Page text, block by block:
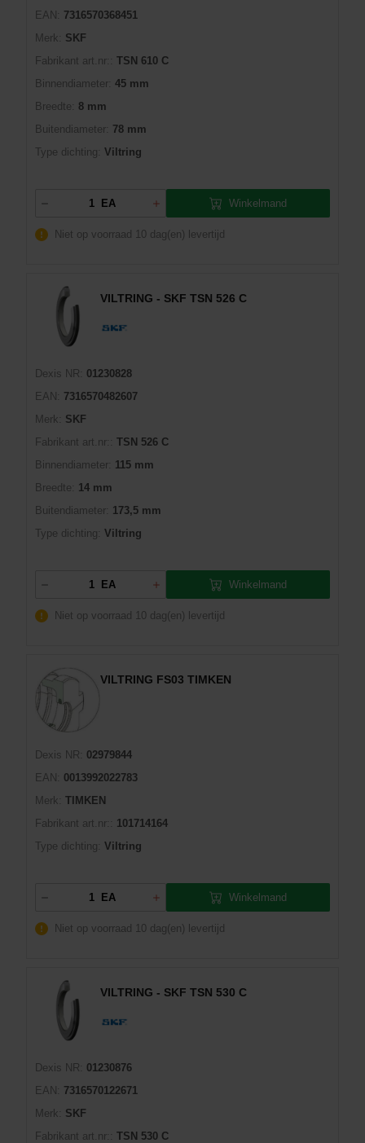
EAN:
7316570368451
Merk:
SKF
Fabrikant art.nr::
TSN 610 C
Binnendiameter: 45 mm
Breedte:
8 mm
Buitendiameter: 78 mm
Type dichting: Viltring
EA Winkelmand
Niet op voorraad 10 dag(en) levertijd
VILTRING - SKF TSN 526 C
Dexis NR:
01230828
EAN:
7316570482607
Merk:
SKF
Fabrikant art.nr::
TSN 526 C
Binnendiameter: 115 mm
Breedte:
14 mm
Buitendiameter: 173,5 mm
Type dichting: Viltring
EA Winkelmand
Niet op voorraad 10 dag(en) levertijd
VILTRING FS03 TIMKEN
Dexis NR:
02979844
EAN:
0013992022783
Merk: TIMKEN
Fabrikant art.nr::
101714164
Type dichting: Viltring
EA Winkelmand
Niet op voorraad 10 dag(en) levertijd
VILTRING - SKF TSN 530 C
Dexis NR:
01230876
EAN:
7316570122671
Merk:
SKF
Fabrikant art.nr::
TSN 530 C